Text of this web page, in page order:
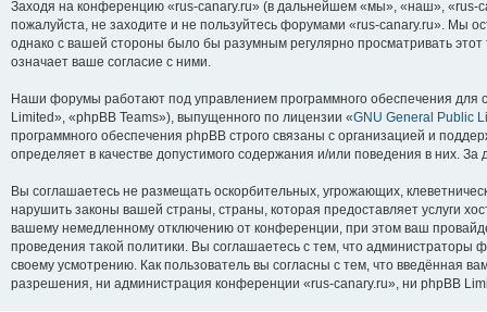
Заходя на конференцию «rus-canary.ru» (в дальнейшем «мы», «наш», «rus-
пожалуйста, не заходите и не пользуйтесь форумами «rus-canary.ru». Мы
однако с вашей стороны было бы разумным регулярно просматривать
означает ваше согласие с ними.
Наши форумы работают под управлением программного обеспечения
Limited», «phpBB Teams»), выпущенного по лицензии «GNU General Public
программного обеспечения phpBB строго связаны с организацией и
определяет в качестве допустимого содержания и/или поведения в них.
Вы соглашаетесь не размещать оскорбительных, угрожающих,
нарушить законы вашей страны, страны, которая предоставляет услуги
вашему немедленному отключению от конференции, при этом ваш
проведения такой политики. Вы соглашаетесь с тем, что
своему усмотрению. Как пользователь вы согласны с тем, что введённая
разрешения, ни администрация конференции «rus-canary.ru», ни phpBB